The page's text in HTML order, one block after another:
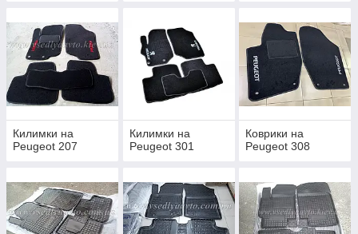
Килимки на
Peugeot 207
Килимки на
Peugeot 301
Коврики на
Peugeot 308